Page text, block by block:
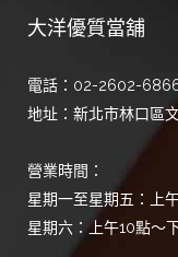
大洋優質當舖
電話：02-2602-
地址：新北市林口區
營業時間：
星期一至星期五：上
星期六：上午10點～